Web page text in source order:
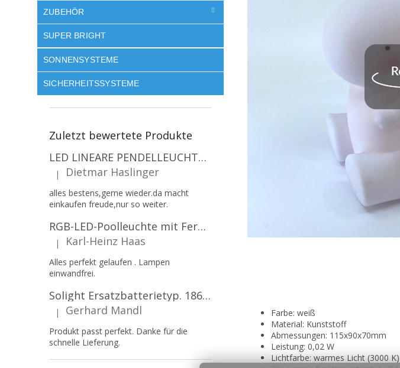
ZUBEHÖR
SUPER BRIGHT
SONNENSYSTEME
SICHERHEITSSYSTEME
Zuletzt bewertete Produkte
LED LINEARE PENDELLEUCHTE EXECULINE 120CM, 30W, 3750LM, 96°, 4000K, IP20, WEISS [207806]
Die Produktbewertung beträgt 5 von 5 Sternen.
| Dietmar Haslinger
alles bestens,gerne wieder.da macht
einkaufen freude,nur so weiter.
RGB-LED-Poolleuchte mit Fernbedienung, 12W, 1260lm, PAR56, 12V, 1+1 gratis!
Die Produktbewertung beträgt 5 von 5 Sternen.
| Karl-Heinz Haas
Alles perfekt gelaufen . Lampen
einwandfrei.
Solight Ersatzbatterietyp. 18650, 3,7 V, Li-Ion, 2200 mAh [WN900]
Die Produktbewertung beträgt 5 von 5 Sternen.
| Gerhard Mandl
Produkt passt perfekt. Danke für die
schnelle Lieferung.
Farbe: weiß
Material: Kunststoff
Abmessungen: 115x90x70mm
Leistung: 0,02 W
Lichtfarbe: warmes Licht (3000 K)